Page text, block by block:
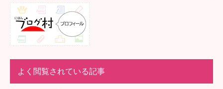
よく閲覧されている記事